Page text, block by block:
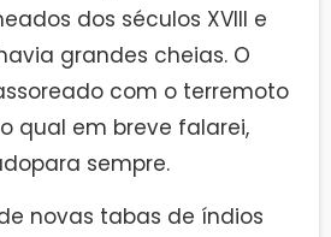
dos séculos XVIII e
grandes cheias. O
com o terremoto
qual em breve falarei,
sempre.
novas tabas de índios